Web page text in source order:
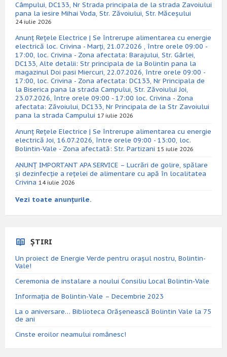
Câmpului, DC133, Nr Strada principala de la strada Zavoiului
pana la iesire Mihai Voda, Str. Zăvoiului, Str. Măceșului
24 iulie 2026
Anunț Rețele Electrice | Se întrerupe alimentarea cu energie
electrică loc. Crivina - Marți, 21.07.2026 , între orele 09:00 -
17:00, loc. Crivina - Zona afectata: Barajului, Str. Gârlei,
DC133, Alte detalii: Str principala de la Bolintin pana la
magazinul Doi pasi Miercuri, 22.07.2026, între orele 09:00 -
17:00, loc. Crivina - Zona afectata: DC133, Nr Principala de
la Biserica pana la strada Campului, Str. Zăvoiului Joi,
23.07.2026, între orele 09:00 - 17:00 loc. Crivina - Zona
afectata: Zăvoiului, DC133, Nr Principala de la Str Zavoiului
pana la strada Campului 17 iulie 2026
Anunț Rețele Electrice | Se întrerupe alimentarea cu energie
electrică Joi, 16.07.2026, între orele 09:00 - 13:00, loc.
Bolintin-Vale - Zona afectată: Str. Partizani 15 iulie 2026
ANUNȚ IMPORTANT APA SERVICE – Lucrări de golire, spălare
și dezinfecție a rețelei de alimentare cu apă în localitatea
Crivina 14 iulie 2026
Vezi toate anunțurile.
ȘTIRI
Un proiect de Energie Verde pentru orașul nostru, Bolintin-
Vale!
Ceremonia de instalare a noului Consiliu Local Bolintin-Vale
Informația de Bolintin-Vale – Decembrie 2023
La o aniversare… Biblioteca Orăşenească Bolintin Vale la 75
de ani
Cinste eroilor neamului românesc!